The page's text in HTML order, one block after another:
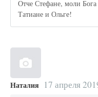
Отче Стефане, моли
Татиане и Ольге!
Наталия 17 апреля